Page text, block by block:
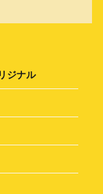
ジナル